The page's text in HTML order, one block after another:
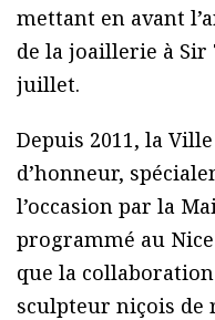
mettant en avant
de la joaillerie à Sir
juillet.
Depuis 2011, la
d’honneur,
l’occasion par la
programmé au Nice
que la
sculpteur niçois de